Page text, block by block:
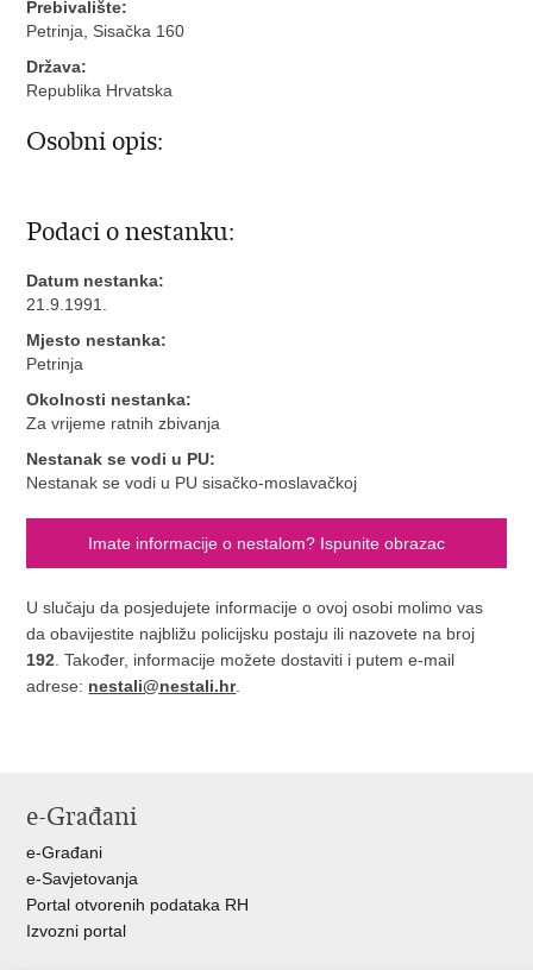
Prebivalište:
Petrinja, Sisačka 160
Država:
Republika Hrvatska
Osobni opis:
Podaci o nestanku:
Datum nestanka:
21.9.1991.
Mjesto nestanka:
Petrinja
Okolnosti nestanka:
Za vrijeme ratnih zbivanja
Nestanak se vodi u PU:
Nestanak se vodi u PU sisačko-moslavačkoj
Imate informacije o nestalom? Ispunite obrazac
U slučaju da posjedujete informacije o ovoj osobi molimo vas
da obavijestite najbližu policijsku postaju ili nazovete na broj
192. Također, informacije možete dostaviti i putem e-mail
adrese: nestali@nestali.hr.
e-Građani
e-Građani
e-Savjetovanja
Portal otvorenih podataka RH
Izvozni portal